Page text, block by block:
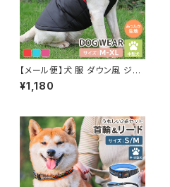
【メール便】犬 服 ダウン風 ジャ
ケット 暖かい ドッグウェア 秋 冬
中型犬 おしゃれ かわいい あっ
¥1,180